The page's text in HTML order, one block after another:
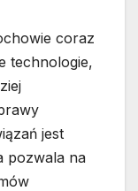
coraz
technologie,
jest
pozwala na